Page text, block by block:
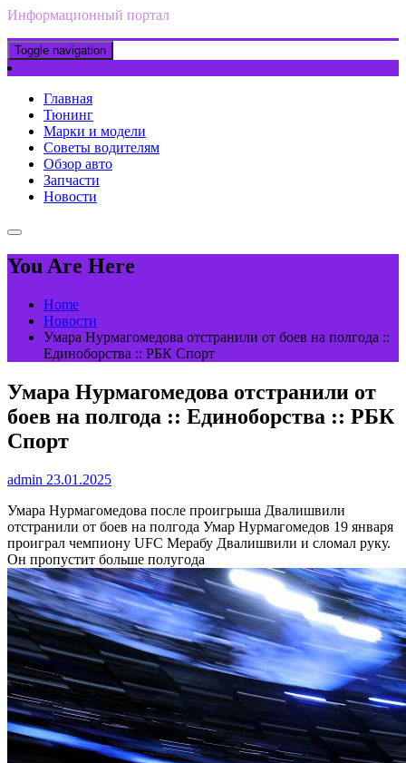
Информационный портал
Toggle navigation
Главная
Тюнинг
Марки и модели
Советы водителям
Обзор авто
Запчасти
Новости
You Are Here
Home
Новости
Умара Нурмагомедова отстранили от боев на полгода ::
Единоборства :: РБК Спорт
Умара Нурмагомедова отстранили от
боев на полгода :: Единоборства :: РБК
Спорт
admin 23.01.2025
Умара Нурмагомедова после проигрыша Двалишвили
отстранили от боев на полгода Умар Нурмагомедов 19 января
проиграл чемпиону UFC Мерабу Двалишвили и сломал руку.
Он пропустит больше полугода